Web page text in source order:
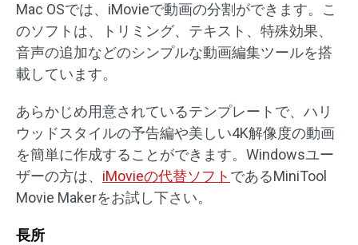
Mac OSでは、iMovieで動画の分割ができます。こ
のソフトは、トリミング、テキスト、特殊効果、
音声の追加などのシンプルな動画編集ツールを搭
載しています。
あらかじめ用意されているテンプレートで、ハリ
ウッドスタイルの予告編や美しい4K解像度の動画
を簡単に作成することができます。Windowsユー
ザーの方は、 iMovieの代替ソフト であるMiniTool
Movie Makerをお試し下さい。
長所